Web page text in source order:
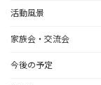
活動風景
家族会・交流会
今後の予定